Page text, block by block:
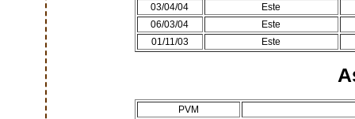
03/04/04
Este
06/03/04
Este
01/11/03
Este
PVM